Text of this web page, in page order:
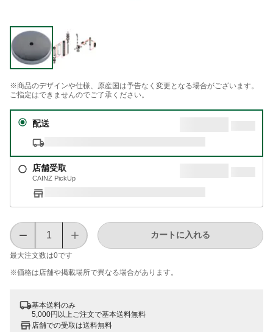
※商品のデザインや仕様、原産国は予告なく変更となる場合がございます。
ご指定はできませんのでご了承ください。
配送
店舗受取
CAINZ PickUp
最大注文数は0です
カートに入れる
※価格は​店舗や​掲載場所で​異なる​場合が​あります。
基本送料のみ
5,000円以上ご注文で基本送料無料
店舗での受取は送料無料